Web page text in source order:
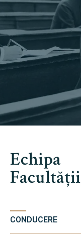
Echipa
Facultății
CONDUCERE